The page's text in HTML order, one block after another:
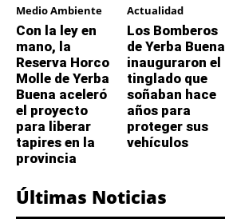
Medio Ambiente
Con la ley en
mano, la
Reserva Horco
Molle de Yerba
Buena aceleró
el proyecto
para liberar
tapires en la
provincia
Actualidad
Los Bomberos
de Yerba Buena
inauguraron el
tinglado que
soñaban hace
años para
proteger sus
vehículos
Últimas Noticias